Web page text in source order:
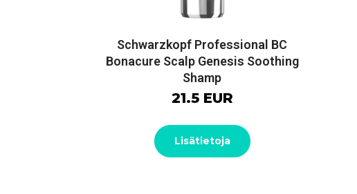
Schwarzkopf Professional BC
Bonacure Scalp Genesis Soothing
Shamp
21.5 EUR
Lisätietoja